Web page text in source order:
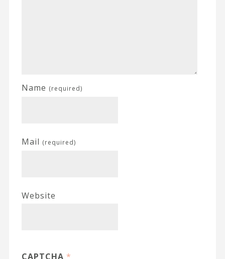
Name (required)
Mail (required)
Website
CAPTCHA *